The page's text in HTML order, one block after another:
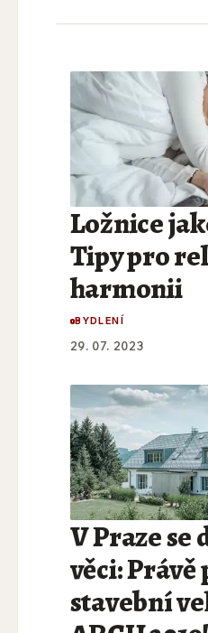
Ložnice
Tipy pro
harmonii
BYDLENÍ
29. 07. 2023
V Praze se
věci:
stavební